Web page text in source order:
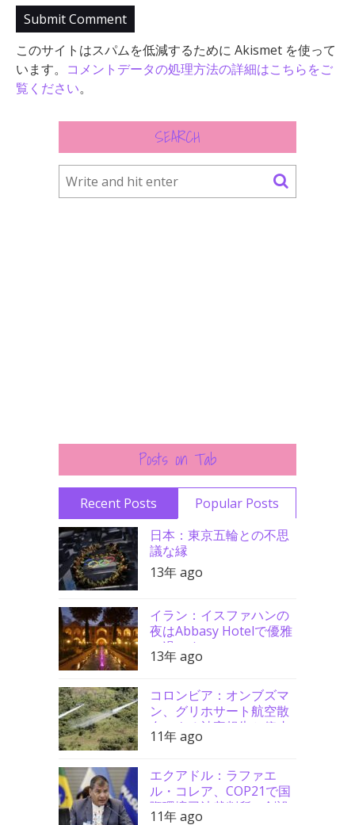
このサイトはスパムを低減するために Akismet を使って
います。 コメントデータの処理方法の詳細はこちらをご
覧ください。
SEARCH
Posts on Tab
Recent Posts
Popular Posts
日本：東京五輪との不思
議な縁
13年 ago
イラン：イスファハンの
夜はAbbasy Hotelで優雅
に過ごす
13年 ago
コロンビア：オンブズマ
ン、グリホサート航空散
布による被害報告と停止
要請支持
11年 ago
エクアドル：ラファエ
ル・コレア、COP21で国
際環境司法裁判所の創設
11年 ago